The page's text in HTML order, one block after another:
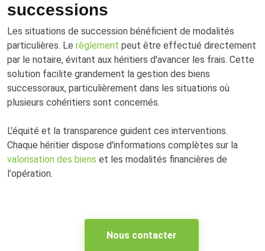
successions
Les situations de succession bénéficient de modalités
particulières. Le règlement peut être effectué directement
par le notaire, évitant aux héritiers d'avancer les frais. Cette
solution facilite grandement la gestion des biens
successoraux, particulièrement dans les situations où
plusieurs cohéritiers sont concernés.
L'équité et la transparence guident ces interventions.
Chaque héritier dispose d'informations complètes sur la
valorisation des biens et les modalités financières de
l'opération.
Nous contacter